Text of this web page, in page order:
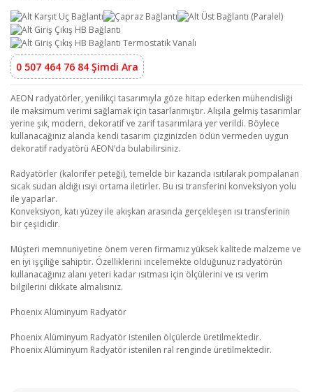
0 507 464 76 84 Şimdi Ara
AEON radyatörler, yenilikçi tasarımıyla göze hitap ederken mühendisliği
ile maksimum verimi sağlamak için tasarlanmıştır. Alışıla gelmiş tasarımlar
yerine şık, modern, dekoratif ve zarif tasarımlara yer verildi. Böylece
kullanacağınız alanda kendi tasarım çizginizden ödün vermeden uygun
dekoratif radyatörü AEON’da bulabilirsiniz.
Radyatörler (kalorifer peteği), temelde bir kazanda ısıtılarak pompalanan
sıcak sudan aldığı ısıyı ortama iletirler. Bu ısı transferini konveksiyon yolu
ile yaparlar.
Konveksiyon, katı yüzey ile akışkan arasında gerçekleşen ısı transferinin
bir çeşididir.
Müşteri memnuniyetine önem veren firmamız yüksek kalitede malzeme ve
en iyi işçiliğe sahiptir. Özelliklerini incelemekte olduğunuz radyatörün
kullanacağınız alanı yeteri kadar ısıtması için ölçülerini ve ısı verim
bilgilerini dikkate almalısınız.
Phoenix Alüminyum Radyatör
Phoenix Alüminyum Radyatör istenilen ölçülerde üretilmektedir.
Phoenix Alüminyum Radyatör istenilen ral renginde üretilmektedir.